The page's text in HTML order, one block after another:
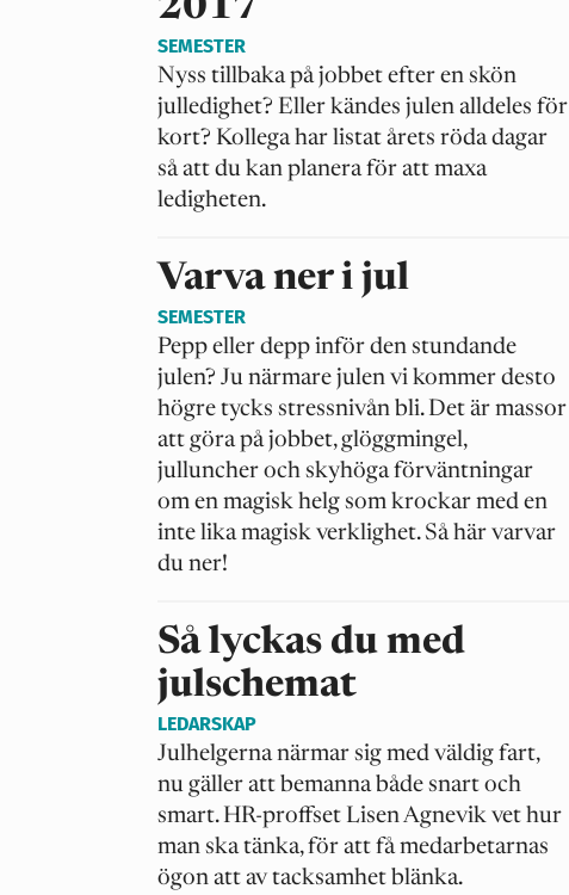
2017
Nyss tillbaka på jobbet efter en skön
julledighet? Eller kändes julen alldeles för
kort? Kollega har listat årets röda dagar
så att du kan planera för att maxa
ledigheten.
SEMESTER
Varva ner i jul
Pepp eller depp inför den stundande
julen? Ju närmare julen vi kommer desto
högre tycks stressnivån bli. Det är massor
att göra på jobbet, glöggmingel,
julluncher och skyhöga förväntningar
om en magisk helg som krockar med en
inte lika magisk verklighet. Så här varvar
du ner!
SEMESTER
Så lyckas du med
julschemat
Julhelgerna närmar sig med väldig fart,
nu gäller att bemanna både snart och
smart. HR-proffset Lisen Agnevik vet hur
man ska tänka, för att få medarbetarnas
ögon att av tacksamhet blänka.
LEDARSKAP